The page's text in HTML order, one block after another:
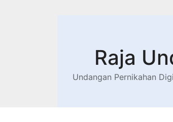
Raja
Undangan Pernikahan